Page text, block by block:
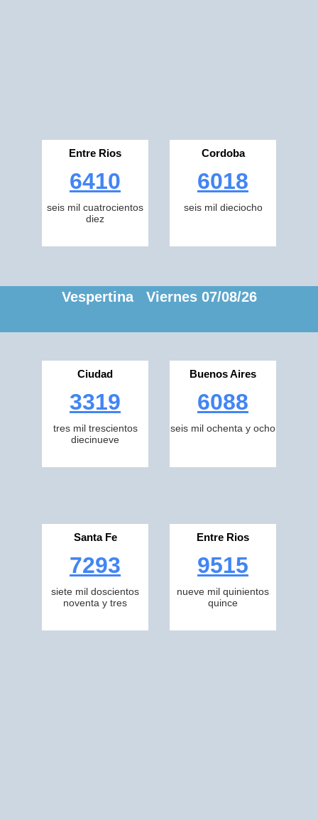
Entre Rios
6410
seis mil cuatrocientos
diez
Cordoba
6018
seis mil dieciocho
Vespertina Viernes 07/08/26
Ciudad
3319
tres mil trescientos
diecinueve
Buenos Aires
6088
seis mil ochenta y ocho
Santa Fe
7293
siete mil doscientos
noventa y tres
Entre Rios
9515
nueve mil quinientos
quince